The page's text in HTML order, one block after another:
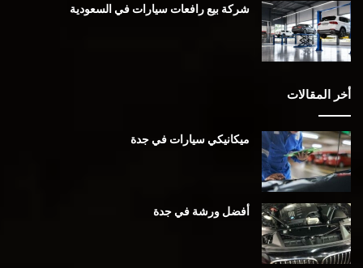
شركة بيع رافعات سيارات في السعودية
أخر المقالات
ميكانيكي سيارات في جدة
أفضل ورشة في جدة